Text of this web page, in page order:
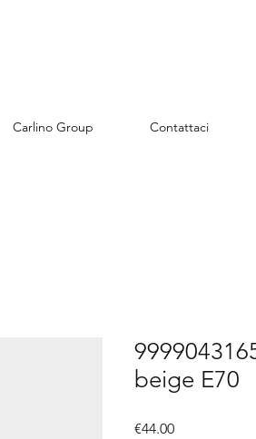
Carlino Group Contattaci
beige E70
€44.00Price